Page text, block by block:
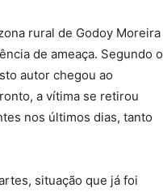
rural de Godoy Moreira
de ameaça. Segundo o
autor chegou ao
a vítima se retirou
nos últimos dias, tanto
situação que já foi